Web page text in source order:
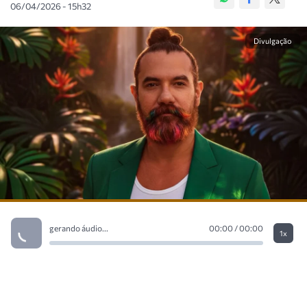
06/04/2026 - 15h32
Divulgação
gerando áudio... 00:00 / 00:00
1x